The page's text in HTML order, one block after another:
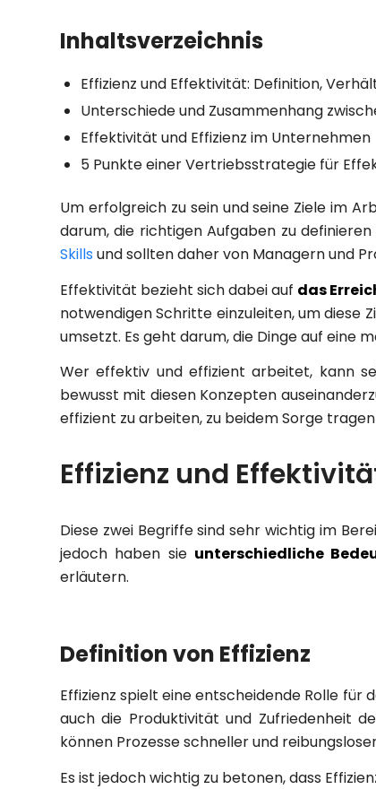
Inhaltsverzeichnis
Effizienz und Effektivität: Definition,
Unterschiede und Zusammenhang
Effektivität und Effizienz im Unternehmen
5 Punkte einer Vertriebsstrategie für
Um erfolgreich zu sein und seine Ziele im
darum, die richtigen Aufgaben zu
Skillsund sollten daher von Managern und
Effektivität bezieht sich dabei auf das
notwendigen Schritte einzuleiten, um diese
umsetzt. Es geht darum, die Dinge auf eine
Wer effektiv und effizient arbeitet, kann
bewusst mit diesen Konzepten
effizient zu arbeiten, zu beidem Sorge
Effizienz und
Diese zwei Begriffe sind sehr wichtig im
jedoch haben sie unterschiedliche
erläutern.
Definition von Effizienz
Effizienz spielt eine entscheidende Rolle für
auch die Produktivität und Zufriedenheit
können Prozesse schneller und
Es ist jedoch wichtig zu betonen, dass